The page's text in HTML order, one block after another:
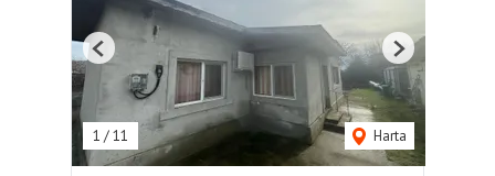
1 /11 Harta
Previous Next